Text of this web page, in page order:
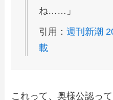
ね……」
引用：週刊新潮
載
これって、奥様公認っ